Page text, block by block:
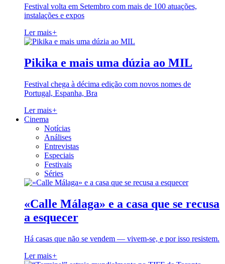
Festival volta em Setembro com mais de 100 atuações,
instalações e expos
Ler mais+
Pikika e mais uma dúzia ao MIL
Festival chega à décima edição com novos nomes de
Portugal, Espanha, Bra
Ler mais+
Cinema
Notícias
Análises
Entrevistas
Especiais
Festivais
Séries
«Calle Málaga» e a casa que se recusa
a esquecer
Há casas que não se vendem — vivem-se, e por isso resistem.
Ler mais+